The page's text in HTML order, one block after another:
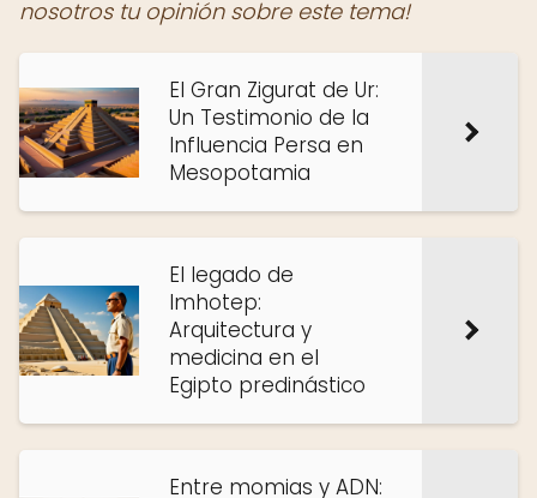
nosotros tu opinión sobre este tema!
El Gran Zigurat de Ur:
Un Testimonio de la
Influencia Persa en
Mesopotamia
El legado de
Imhotep:
Arquitectura y
medicina en el
Egipto predinástico
Entre momias y ADN: